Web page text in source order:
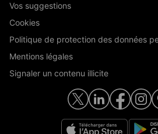
Vos suggestions
Cookies
Politique de protection des données
Mentions légales
Signaler un contenu illicite